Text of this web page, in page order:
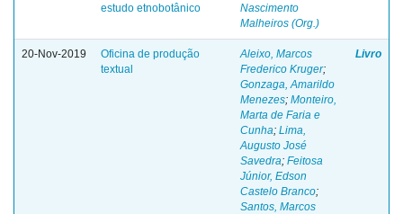
estudo etnobotânico
Nascimento
Malheiros (Org.)
20-Nov-2019
Oficina de produção
textual
Aleixo, Marcos
Frederico Kruger;
Gonzaga, Amarildo
Menezes; Monteiro,
Marta de Faria e
Cunha; Lima,
Augusto José
Savedra; Feitosa
Júnior, Edson
Castelo Branco;
Santos, Marcos
Livro